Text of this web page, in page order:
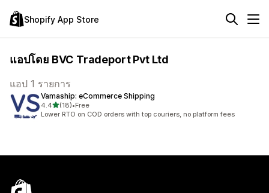
Shopify App Store
แอปโดย BVC Tradeport Pvt Ltd
แอป 1 รายการ
Vamaship: eCommerce Shipping
4.4เต็ม 5 ดาว
(18)
ทั้งหมด 18 รีวิว
•Free
Lower RTO on COD orders with top couriers, no platform fees